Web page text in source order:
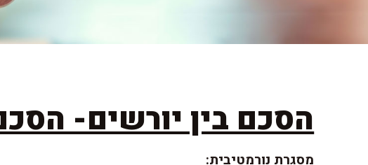
הסכם בין יורשים-
מסגרת נורמטיבית: